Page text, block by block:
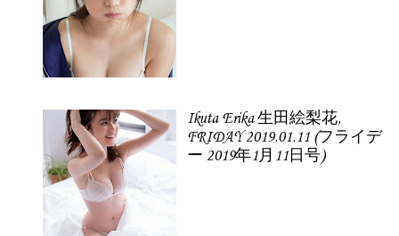
Ikuta Erika 生田絵梨花,
FRIDAY 2019.01.11 (フライデ
ー 2019年1月11日号)